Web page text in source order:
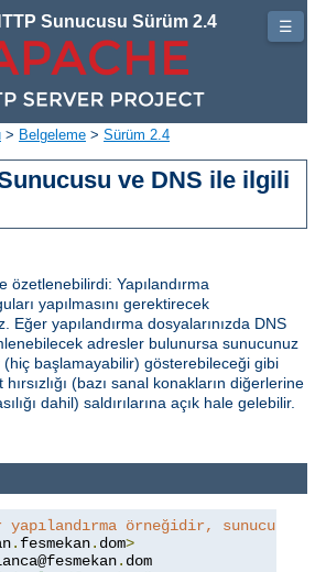
Sunucusu Sürüm 2.4
> Belgeleme > Sürüm 2.4
ve DNS ile ilgili
özetlenebilirdi: Yapılandırma
yapılmasını gerektirecek
Eğer yapılandırma dosyalarınızda DNS
adresler bulunursa sunucunuz
(hiç başlamayabilir) gösterebileceği gibi
(bazı sanal konakların diğerlerine
dahil) saldırılarına açık hale gelebilir.
örneğidir,
. fesmekan. dom>
. dom
☰